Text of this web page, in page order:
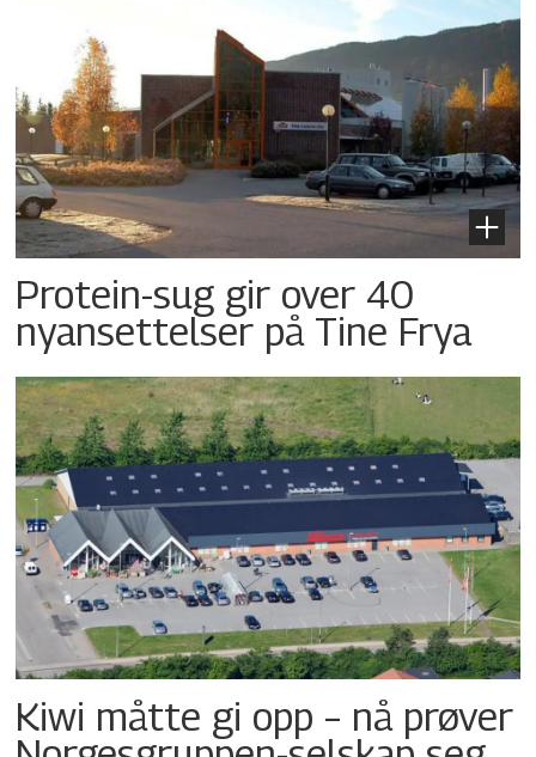
Protein-sug gir over 40
nyansettelser på Tine Frya
Kiwi måtte gi opp – nå prøver